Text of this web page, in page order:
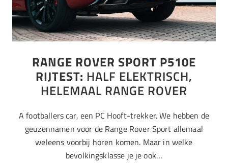
RANGE ROVER SPORT P510E
RIJTEST: HALF ELEKTRISCH,
HELEMAAL RANGE ROVER
A footballers car, een PC Hooft-trekker. We hebben de
geuzennamen voor de Range Rover Sport allemaal
weleens voorbij horen komen. Maar in welke
bevolkingsklasse je je ook…